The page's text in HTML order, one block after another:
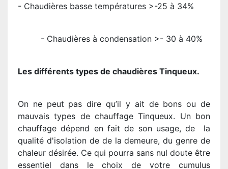
- Chaudières basse températures >-25 à 34%
- Chaudières à condensation >- 30 à 40%
Les différents types de chaudières Tinqueux.
On ne peut pas dire qu’il y ait de bons ou de
mauvais types de chauffage Tinqueux. Un bon
chauffage dépend en fait de son usage, de la
qualité d'isolation de de la demeure, du genre de
chaleur désirée. Ce qui pourra sans nul doute être
essentiel dans le choix de votre cumulus